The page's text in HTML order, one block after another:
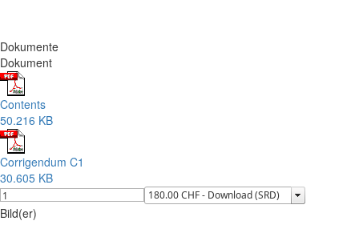
Dokumente
Dokument
Contents
50.216 KB
Corrigendum C1
30.605 KB
Bild(er)